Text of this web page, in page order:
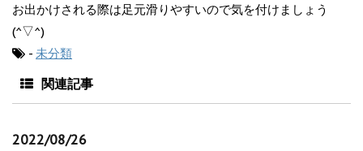
お出かけされる際は足元滑りやすいので気を付けましょう
(^▽^)
- 未分類
関連記事
2022/08/26